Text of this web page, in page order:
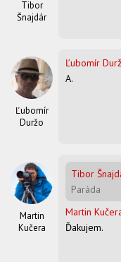
Tibor
Šnajdár
Ľubomír
Duržo
Ľubomír
A.
Martin
Kučera
Tibor
Paráda
Martin
Ďakujem.